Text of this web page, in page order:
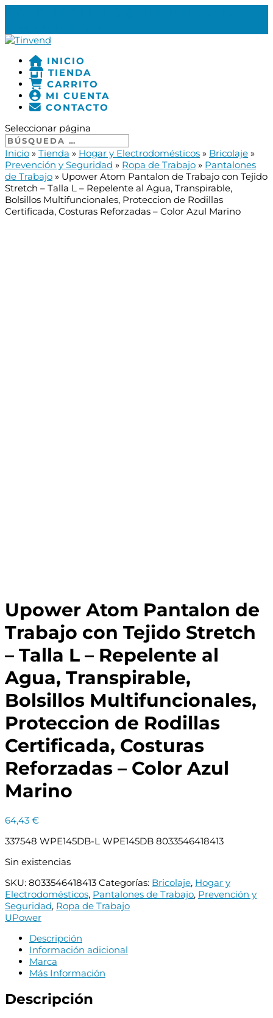
INICIO
TIENDA
CARRITO
MI CUENTA
CONTACTO
Seleccionar página
Inicio » Tienda » Hogar y Electrodomésticos » Bricolaje »
Prevención y Seguridad » Ropa de Trabajo » Pantalones
de Trabajo » Upower Atom Pantalon de Trabajo con Tejido
Stretch – Talla L – Repelente al Agua, Transpirable,
Bolsillos Multifuncionales, Proteccion de Rodillas
Certificada, Costuras Reforzadas – Color Azul Marino
Upower Atom Pantalon de
Trabajo con Tejido Stretch
– Talla L – Repelente al
Agua, Transpirable,
Bolsillos Multifuncionales,
Proteccion de Rodillas
Certificada, Costuras
Reforzadas – Color Azul
Marino
64,43 €
337548 WPE145DB-L WPE145DB 8033546418413
Sin existencias
SKU: 8033546418413 Categorías: Bricolaje, Hogar y
Electrodomésticos, Pantalones de Trabajo, Prevención y
Seguridad, Ropa de Trabajo
UPower
Descripción
Información adicional
Marca
Más Información
Descripción